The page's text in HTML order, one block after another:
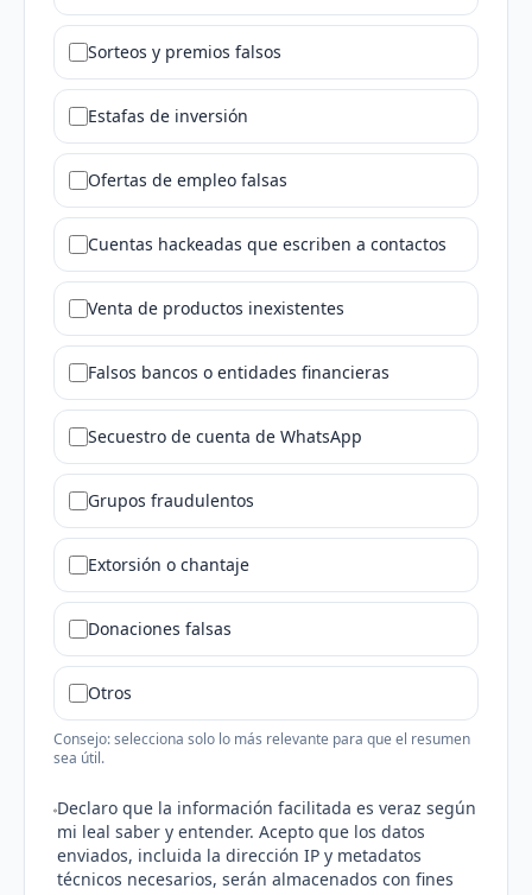
Sorteos y premios falsos
Estafas de inversión
Ofertas de empleo falsas
Cuentas hackeadas que escriben a contactos
Venta de productos inexistentes
Falsos bancos o entidades financieras
Secuestro de cuenta de WhatsApp
Grupos fraudulentos
Extorsión o chantaje
Donaciones falsas
Otros
Consejo: selecciona solo lo más relevante para que el resumen
sea útil.
Declaro que la información facilitada es veraz según
mi leal saber y entender. Acepto que los datos
enviados, incluida la dirección IP y metadatos
técnicos necesarios, serán almacenados con fines